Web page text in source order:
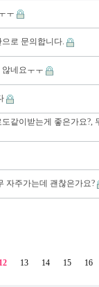
ㅜ
로 문의합니다.
않네요ㅜㅜ
같이받는게 좋은가요?,
자주가는데 괜찮은가요?
12 13 14 15 16